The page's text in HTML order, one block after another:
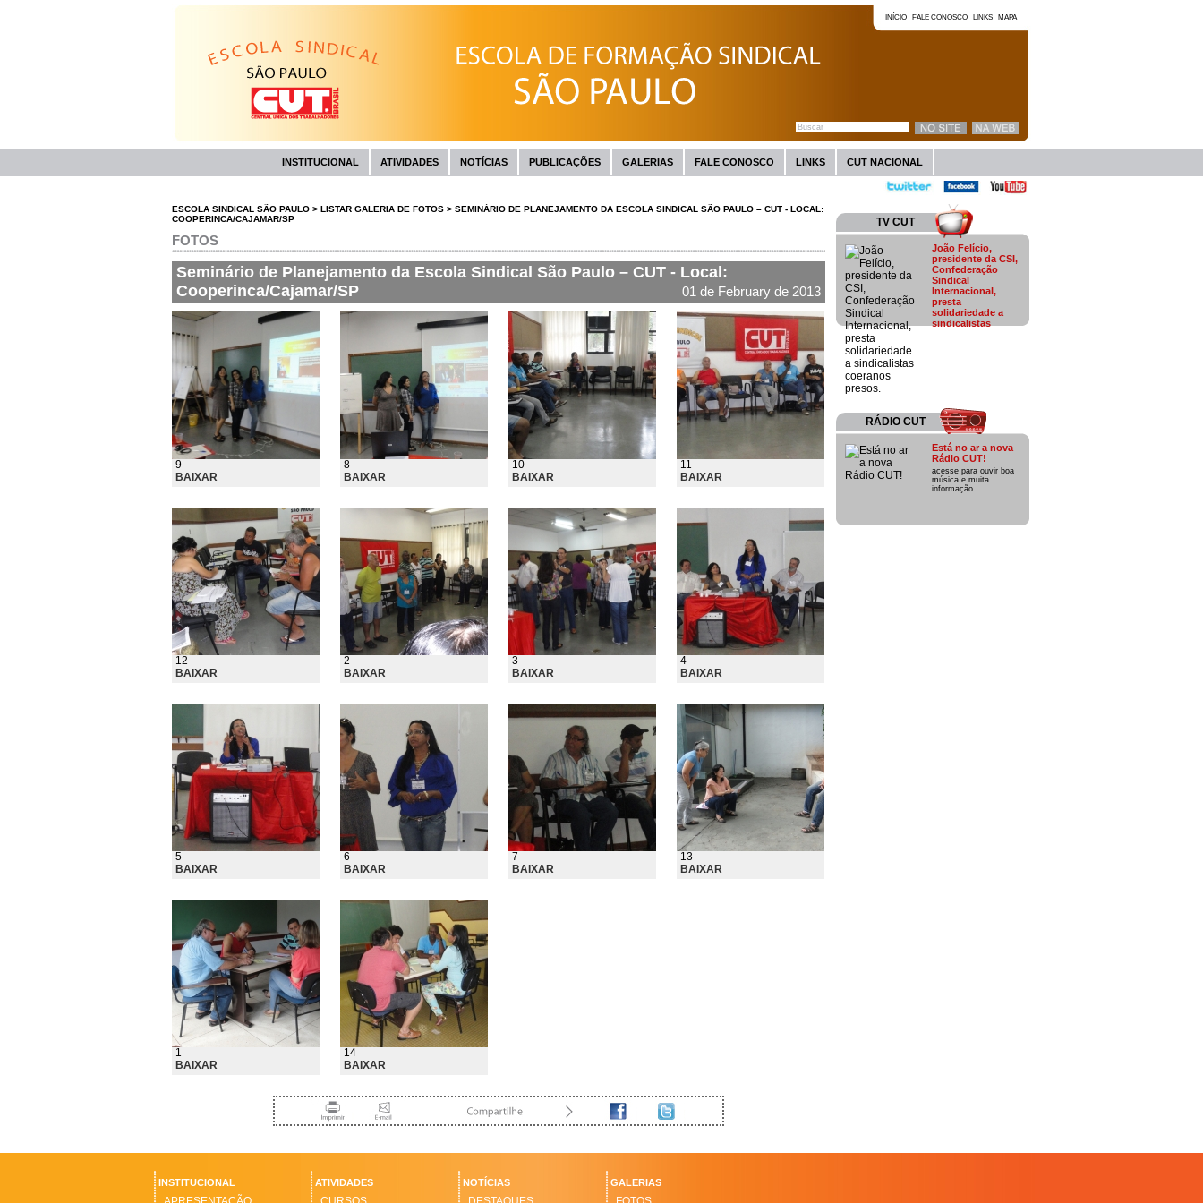
INÍCIO FALE CONOSCO LINKS MAPA
INSTITUCIONAL ATIVIDADES NOTÍCIAS PUBLICAÇÕES GALERIAS FALE CONOSCO LINKS CUT NACIONAL
ESCOLA SINDICAL SÃO PAULO > LISTAR GALERIA DE FOTOS > SEMINÁRIO DE PLANEJAMENTO DA ESCOLA SINDICAL SÃO PAULO – CUT - LOCAL:
COOPERINCA/CAJAMAR/SP
FOTOS
Seminário de Planejamento da Escola Sindical São Paulo – CUT - Local:
Cooperinca/Cajamar/SP
01 de February de 2013
9
BAIXAR
8
BAIXAR
10
BAIXAR
11
BAIXAR
12
BAIXAR
2
BAIXAR
3
BAIXAR
4
BAIXAR
5
BAIXAR
6
BAIXAR
7
BAIXAR
13
BAIXAR
1
BAIXAR
14
BAIXAR
TV CUT
João Felício,
presidente da CSI,
Confederação
Sindical
Internacional,
presta
solidariedade a
sindicalistas
RÁDIO CUT
Está no ar a nova
Rádio CUT!
acesse para ouvir boa
música e muita
informação.
INSTITUCIONAL ATIVIDADES NOTÍCIAS GALERIAS